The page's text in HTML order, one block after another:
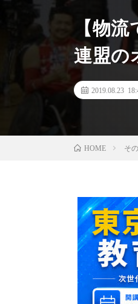
【物
連盟の
2019.08.23
HOME そ